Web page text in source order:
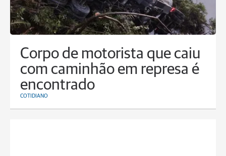
Corpo de motorista que caiu
com caminhão em represa é
encontrado
COTIDIANO